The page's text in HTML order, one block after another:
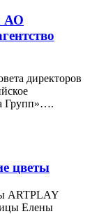
АО
директоров
Групп»….
цветы
ARTPLAY
Елены